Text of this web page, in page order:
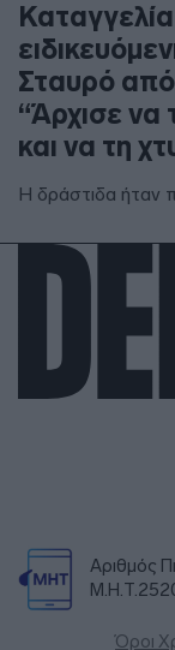
Σταυρό
“Άρχισε να
και να τη
Η δράστιδα ήταν
Αριθμός
Όροι